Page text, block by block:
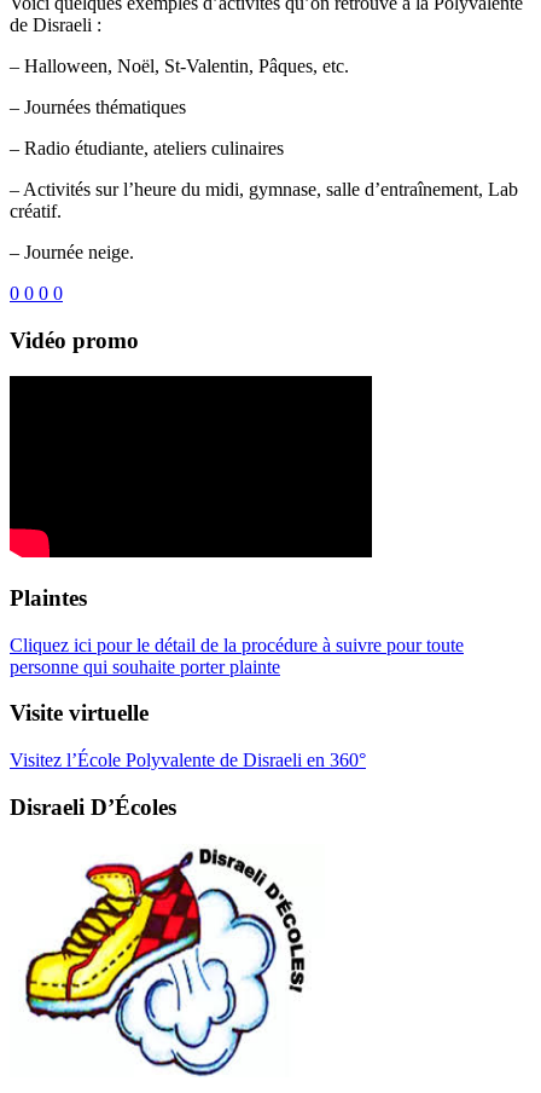
de Disraeli :
– Halloween, Noël, St-Valentin, Pâques, etc.
– Journées thématiques
– Radio étudiante, ateliers culinaires
– Activités sur l’heure du midi, gymnase, salle d’entraînement, Lab
créatif.
– Journée neige.
0 0 0 0
Vidéo promo
Plaintes
Cliquez ici pour le détail de la procédure à suivre pour toute
personne qui souhaite porter plainte
Visite virtuelle
Visitez l’École Polyvalente de Disraeli en 360°
Disraeli D’Écoles